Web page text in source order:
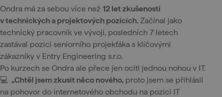
Ondra má za sebou více než 12 let zkušeností
v technických a projektových pozicích. Začínal jako
technický pracovník ve vývoji, posledních 7 letech
zastával pozici seniorního projekťáka s klíčovými
zákazníky v Entry Engineering s.r.o.
Po kurzech se Ondra ale přece jen ocitl jednou nohou v IT.
💻 „Chtěl jsem zkusit něco nového, proto jsem se přihlásil
na pohovor do internetového obchodu na pozici IT